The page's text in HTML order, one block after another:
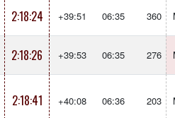
2:18:24 +39:51 06:35 360
2:18:26 +39:53 06:35 276
2:18:41 +40:08 06:36 203